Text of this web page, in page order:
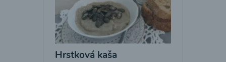
Hrstková kaša